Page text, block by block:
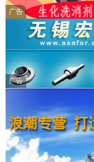
广告
广告